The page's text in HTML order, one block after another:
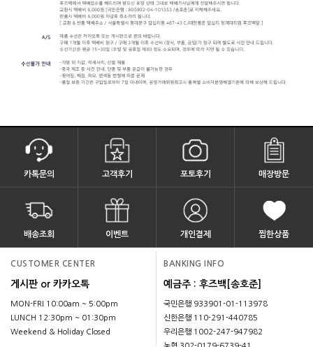
카톡문의 고객후기 포토후기 매장방문
배송조회 이벤트 개인결제 찜한상품
CUSTOMER CENTER
게시판 or 카카오톡
MON-FRI 10:00am ~ 5:00pm
LUNCH 12:30pm ~ 01:30pm
Weekend & Holiday Closed
BANKING INFO
예금주 : 후즈백[송호준]
국민은행 933901-01-113978
신한은행 110-291-440785
우리은행 1002-247-947982